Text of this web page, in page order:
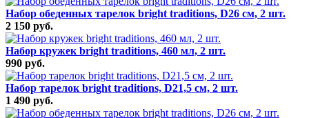
Набор обеденных тарелок bright traditions, D26 см, 2 шт.
2 150 руб.
Набор кружек bright traditions, 460 мл, 2 шт.
990 руб.
Набор тарелок bright traditions, D21,5 см, 2 шт.
1 490 руб.